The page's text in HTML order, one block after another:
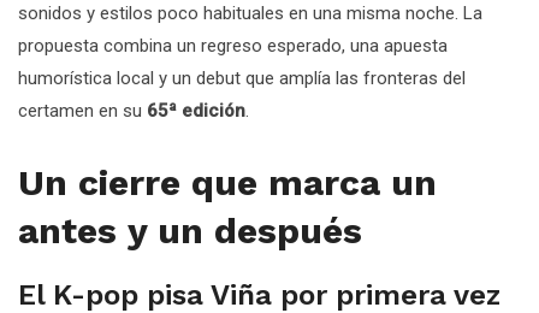
sonidos y estilos poco habituales en una misma noche. La
propuesta combina un regreso esperado, una apuesta
humorística local y un debut que amplía las fronteras del
certamen en su 65ª edición.
Un cierre que marca un
antes y un después
El K-pop pisa Viña por primera vez